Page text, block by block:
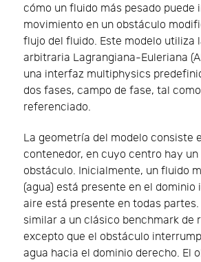
cómo un fluido más pesado puede
movimiento en un obstáculo
flujo del fluido. Este modelo utiliza
arbitraria Lagrangiana-Euleriana
una interfaz multiphysics
dos fases, campo de fase, tal
referenciado.
La geometría del modelo consiste
contenedor, en cuyo centro hay un
obstáculo. Inicialmente, un fluido
(agua) está presente en el dominio
aire está presente en todas partes.
similar a un clásico benchmark de
excepto que el obstáculo
agua hacia el dominio derecho. El